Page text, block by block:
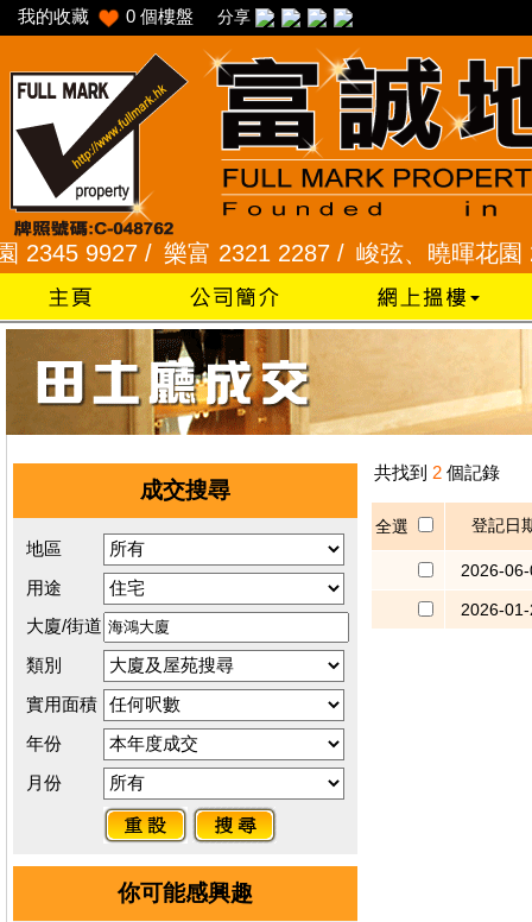
我的收藏 0 個樓盤 分享
9927 /樂富 2321 2287 /峻弦、曉暉花園
成交搜尋
地區
用途
大廈/街道
類別
實用面積
年份
月份
你可能感興趣
共找到 2 個記錄
全選 登記日
2026-
2026-